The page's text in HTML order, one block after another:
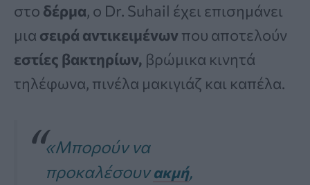
στο δέρμα, ο Dr. Suhail έχει επισημάνει
μια σειρά αντικειμένων που αποτελούν
εστίες βακτηρίων, βρώμικα κινητά
τηλέφωνα, πινέλα μακιγιάζ και καπέλα.
«Μπορούν να
προκαλέσουνακμή,